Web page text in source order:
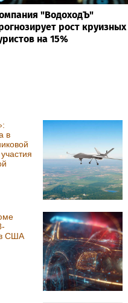
"ВодоходЪ"
рост круизных
на 15%
в
в США